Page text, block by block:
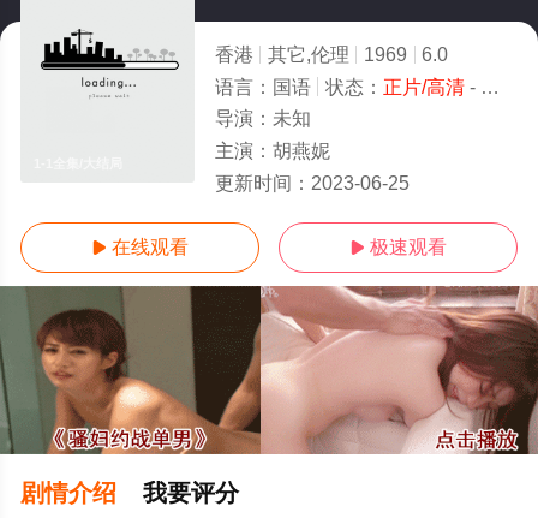
香港 其它,伦理 1969
6.0
语言： 国语 状态： 正片/高清- 免费在线观看
导演： 未知
主演： 胡燕妮
更新时间： 2023-06-25
 在线观看  极速观看
剧情介绍 我要评分